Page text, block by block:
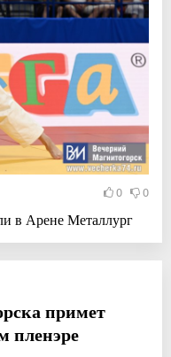
0 0
в Арене Металлург
примет
пленэре